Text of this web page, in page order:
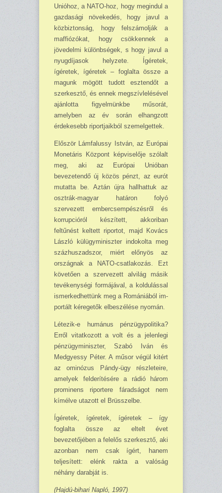
Unióhoz, a NATO-hoz, hogy meg­indul a
gazdasági növekedés, hogy javul a
közbiztonság, hogy felszámolják a
maffió­zókat, hogy csökkennek a
jövedelmi különb­ségek, s hogy javul a
nyugdíjasok helyzete. Ígéretek,
ígéretek, ígéretek – foglalta össze a
magunk mögött tudott esztendőt a
szer­kesztő, és ennek megszívlelésével
ajánlotta figyelmünkbe műsorát,
amelyben az év so­rán elhangzott
érdekesebb riportjaikból szemelgettek.
Először Lámfalussy István, az Európai
Monetáris Központ képviselője szó­lalt
meg, aki az Európai Unióban
bevezeten­dő új közös pénzt, az eurót
mutatta be. Az­tán újra hallhattuk az
osztrák-magyar ha­táron folyó
szervezett embercsempészésről és
korrupcióról készített, akko­riban
feltűnést keltett riportot, majd Kovács
László külügy­miniszter indokolta meg
száz­huszadszor, miért előnyös az
országnak a NATO-csat­lakozás. Ezt
követően a szervezett al­világ másik
tevékenységi formájával, a koldulás­sal
ismerkedhettünk meg a Romániából im­
portált kéregetők elbeszélése nyomán.
Létezik-e humánus pénzügypolitika?
Erről vitatkozott a volt és a jelenlegi
pénz­ügy­mi­niszter, Szabó Iván és
Medgyessy Pé­ter. A műsor végül kitért
az ominózus Pándy-ügy rész­leteire,
amelyek felderítésé­re a rádió három
prominens riportere fárad­ságot nem
kímélve uta­zott el Brüsszelbe.
Ígéretek, ígéretek, ígéretek – így
foglalta össze az eltelt évet
bevezetőjében a felelős szer­kesztő, aki
azonban nem csak ígért, ha­nem
teljesített: elénk rakta a valóság
néhány darabját is.
(Hajdú-bihari Napló, 1997)